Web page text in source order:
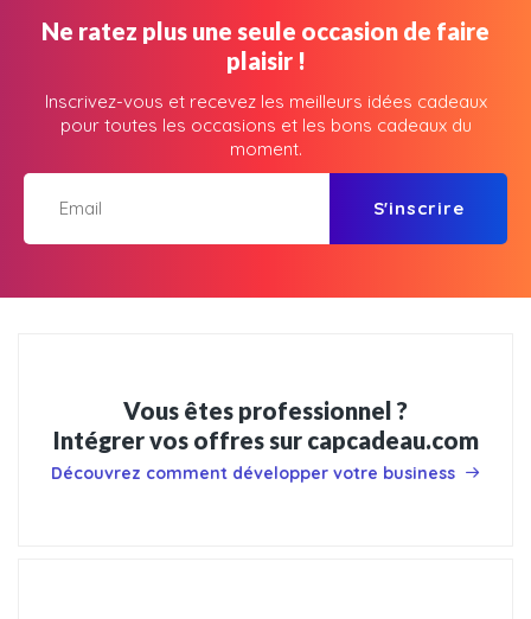
Ne ratez plus une seule occasion de faire
plaisir !
Inscrivez-vous et recevez les meilleurs idées cadeaux
pour toutes les occasions et les bons cadeaux du
moment.
S'inscrire
Vous êtes professionnel ?
Intégrer vos offres sur capcadeau.com
Découvrez comment développer votre business